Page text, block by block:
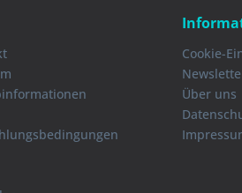
Cookie-
Über uns